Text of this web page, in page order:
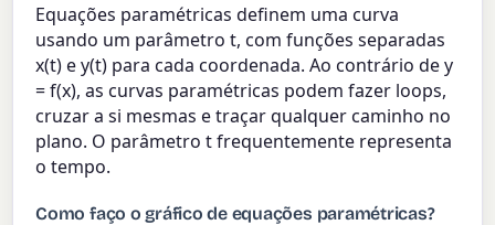
Equações paramétricas definem uma curva
usando um parâmetro t, com funções separadas
x(t) e y(t) para cada coordenada. Ao contrário de y
= f(x), as curvas paramétricas podem fazer loops,
cruzar a si mesmas e traçar qualquer caminho no
plano. O parâmetro t frequentemente representa
o tempo.
Como faço o gráfico de equações paramétricas?